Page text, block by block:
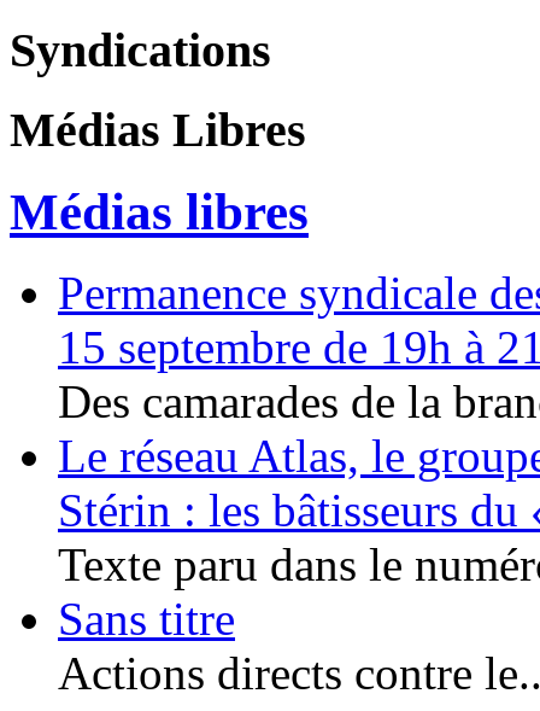
Syndications
Médias Libres
Médias libres
Permanence syndicale
15 septembre de 19h à
Des camarades de la
Le réseau Atlas, le
Stérin : les bâtisseurs
Texte paru dans le
Sans titre
Actions directs contre